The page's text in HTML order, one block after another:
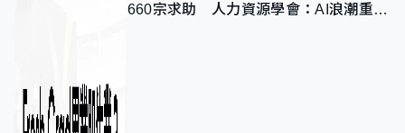
660宗求助 人力資源學會：AI浪潮重整